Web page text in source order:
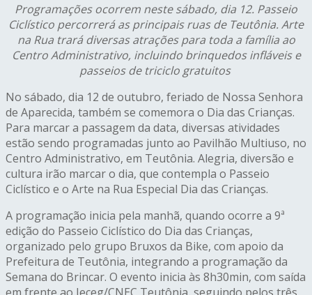
Programações ocorrem neste sábado, dia 12. Passeio
Ciclístico percorrerá as principais ruas de Teutônia. Arte
na Rua trará diversas atrações para toda a família ao
Centro Administrativo, incluindo brinquedos infláveis e
passeios de triciclo gratuitos
No sábado, dia 12 de outubro, feriado de Nossa Senhora
de Aparecida, também se comemora o Dia das Crianças.
Para marcar a passagem da data, diversas atividades
estão sendo programadas junto ao Pavilhão Multiuso, no
Centro Administrativo, em Teutônia. Alegria, diversão e
cultura irão marcar o dia, que contempla o Passeio
Ciclístico e o Arte na Rua Especial Dia das Crianças.
A programação inicia pela manhã, quando ocorre a 9ª
edição do Passeio Ciclístico do Dia das Crianças,
organizado pelo grupo Bruxos da Bike, com apoio da
Prefeitura de Teutônia, integrando a programação da
Semana do Brincar. O evento inicia às 8h30min, com saída